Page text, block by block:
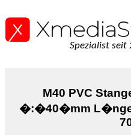
Spezialist seit
M40 PVC
�:�40�mm